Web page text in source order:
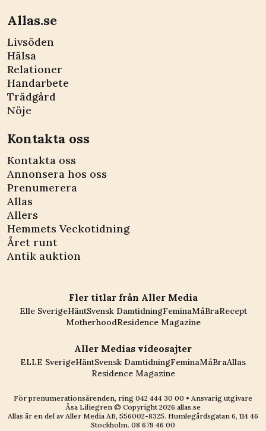
Allas.se
Livsöden
Hälsa
Relationer
Handarbete
Trädgård
Nöje
Kontakta oss
Kontakta oss
Annonsera hos oss
Prenumerera
Allas
Allers
Hemmets Veckotidning
Året runt
Antik auktion
Fler titlar från Aller Media
Elle SverigeHäntSvensk DamtidningFeminaMåBraRecept
MotherhoodResidence Magazine
Aller Medias videosajter
ELLE SverigeHäntSvensk DamtidningFeminaMåBraAllas
Residence Magazine
För prenumerationsärenden, ring 042 444 30 00 • Ansvarig utgivare
Åsa Liliegren © Copyright2026 allas.se
Allas är en del av Aller Media AB, 556002-8325. Humlegårdsgatan 6, 114 46
Stockholm. 08 679 46 00